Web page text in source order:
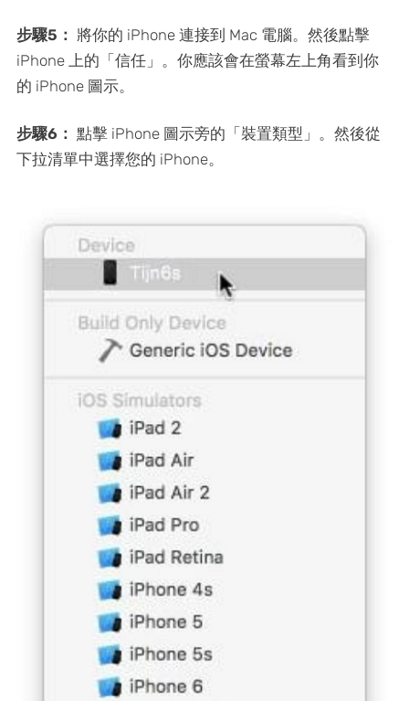
步驟5： 將你的 iPhone 連接到 Mac 電腦。然後點擊
iPhone 上的「信任」。你應該會在螢幕左上角看到你
的 iPhone 圖示。
步驟6： 點擊 iPhone 圖示旁的「裝置類型」。然後從
下拉清單中選擇您的 iPhone。